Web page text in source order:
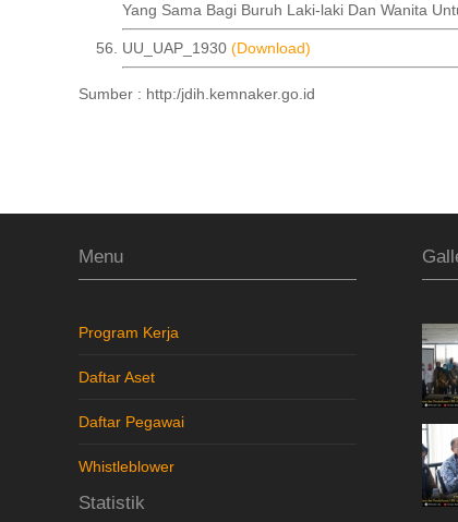
Yang Sama Bagi Buruh Laki-laki Dan Wanita
UU_UAP_1930 (Download)
Sumber : http:/jdih.kemnaker.go.id
Menu
Program Kerja
Daftar Aset
Daftar Pegawai
Whistleblower
Statistik